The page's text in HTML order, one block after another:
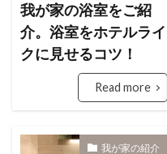
我が家の浴室をご紹
介。浴室をホテルライ
クに見せるコツ！
Read more
我が家の紹介